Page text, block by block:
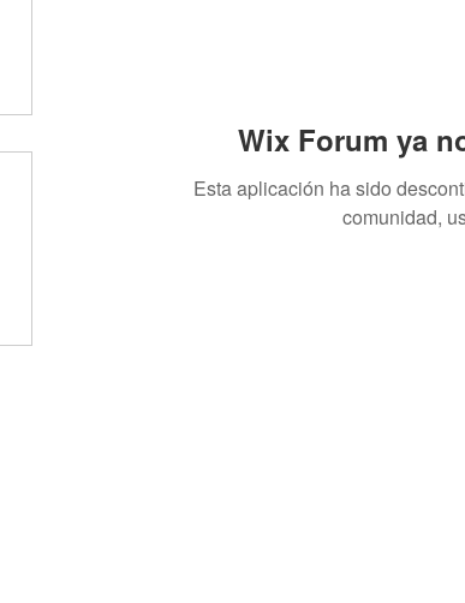
Wix Forum ya
Esta aplicación ha sido
comunidad,